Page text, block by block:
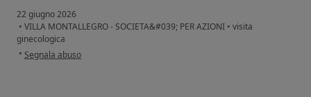
22 giugno 2026
• VILLA MONTALLEGRO - SOCIETA&#039; PER AZIONI • visita
ginecologica
• secondo l'opinione dell'utente Elena B
Segnala abuso